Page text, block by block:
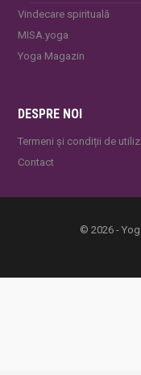
Vindecare spirituală
MISA.yoga
Yoga Magazin
DESPRE NOI
Termeni și condiții de
Contact
© 2026 -